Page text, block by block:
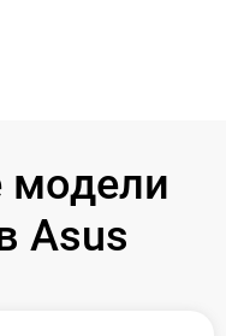
модели
Asus